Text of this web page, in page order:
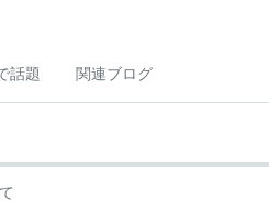
話題 関連ブログ